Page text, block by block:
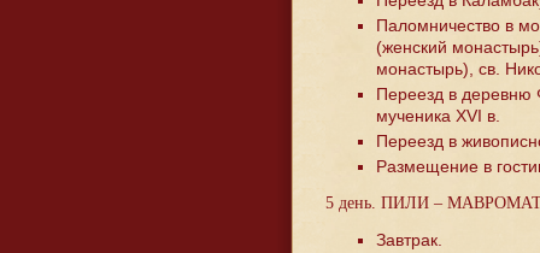
Паломничество в
(женский
монастырь), св.
Переезд в деревню
мученика XVI в.
Переезд в
Размещение в
5 день. ПИЛИ –
Завтрак.